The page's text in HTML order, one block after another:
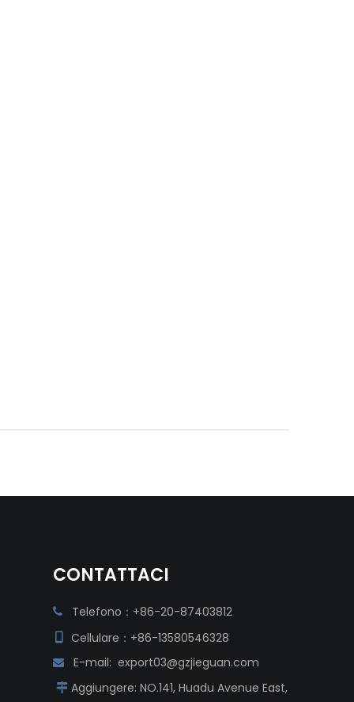
CONTATTACI
 Telefono：+86-20-87403812
 Cellulare：+86-13580546328
 E-mail: export03@gzjieguan.com
 Aggiungere: NO.141, Huadu Avenue East,